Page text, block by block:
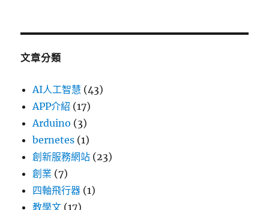
文章分類
AI人工智慧 (43)
APP介紹 (17)
Arduino (3)
bernetes (1)
創新服務網站 (23)
創業 (7)
四軸飛行器 (1)
教學文 (17)